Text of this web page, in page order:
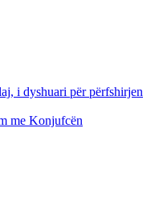
i dyshuari për përfshirjen
me Konjufcën